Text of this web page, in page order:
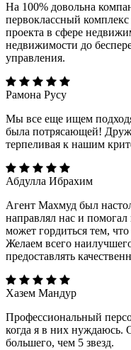
На 100% довольна
первоклассный
проекта в сфере
недвижимости до
управления.
Рамона Русу
Мы все еще ищем
была потрясающей!
терпеливая к нашим
Абдулла Ибрахим
Агент Махмуд был
направлял нас и
может гордиться тем,
Желаем всего
предоставлять
Хазем Мандур
Профессиональный
когда я в них нуждаюсь.
большего, чем 5 звезд.